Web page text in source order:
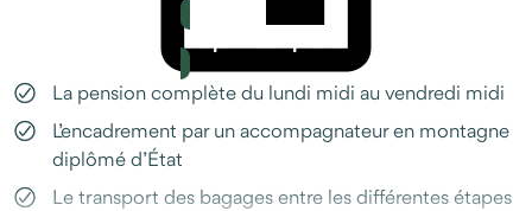
Prendre RDV avec un conseiller
Le prix comprend
La pension complète du lundi midi au vendredi midi
L’encadrement par un accompagnateur en montagne
diplômé d’État
Le transport des bagages entre les différentes étapes